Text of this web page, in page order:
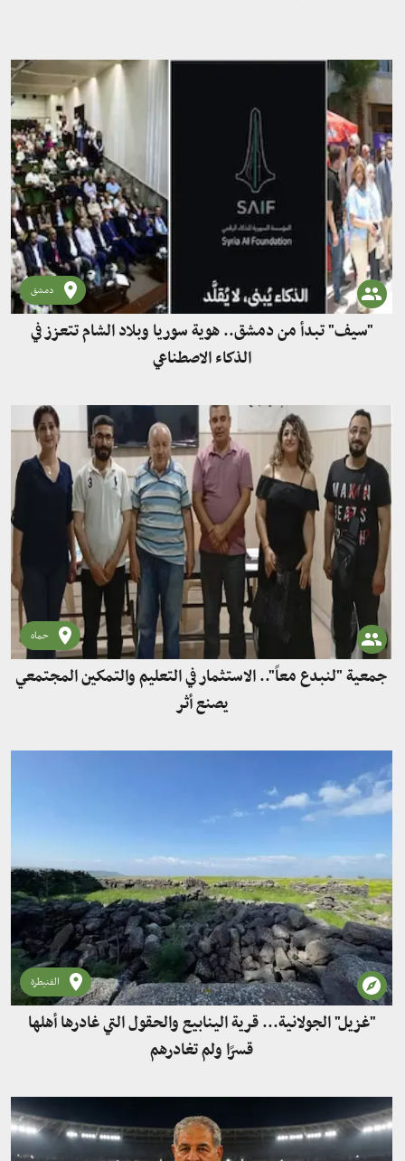
دمشق
"سيف" تبدأ من دمشق.. هوية سوريا وبلاد الشام تتعزز في
الذكاء الاصطناعي
حماه
جمعية "لنبدع معاً".. الاستثمار في التعليم والتمكين المجتمعي
يصنع أثر
القنيطرة
"غزيل" الجولانية... قرية الينابيع والحقول التي غادرها أهلها
قسرًا ولم تغادرهم